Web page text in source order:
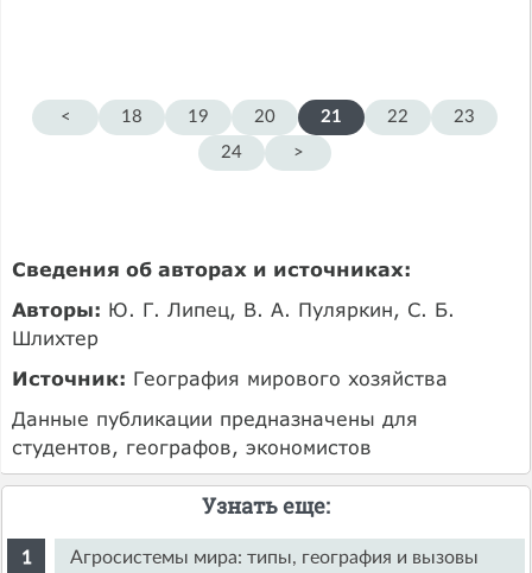
< 18 19 20 21 22
23
24
>
Сведения об авторах и источниках:
Авторы: Ю. Г. Липец, В. А. Пуляркин, С. Б.
Шлихтер
Источник: География мирового хозяйства
Данные публикации предназначены для
студентов, географов, экономистов
Узнать еще:
Агросистемы мира: типы, география и вызовы